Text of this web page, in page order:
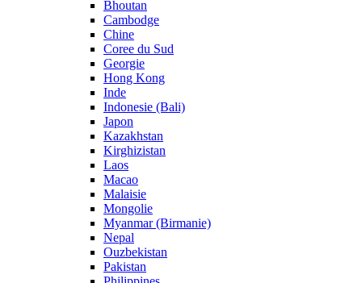
Bhoutan
Cambodge
Chine
Coree du Sud
Georgie
Hong Kong
Inde
Indonesie (Bali)
Japon
Kazakhstan
Kirghizistan
Laos
Macao
Malaisie
Mongolie
Myanmar (Birmanie)
Nepal
Ouzbekistan
Pakistan